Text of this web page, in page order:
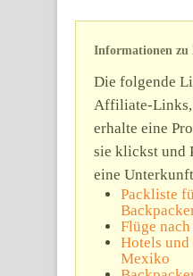
Informationen zu
Die folgende
Affiliate-Links,
erhalte eine
sie klickst und
eine
Packliste
Flüge
Hotels und
Mexiko